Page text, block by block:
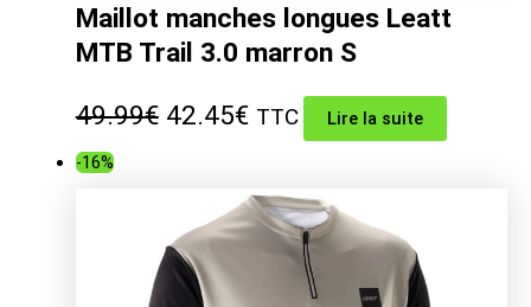
Maillot manches longues Leatt
MTB Trail 3.0 marron S
49.99€ Le
initial
était :
49.99€.
42.45€Le
actuel
est :
42.45€.
TTC Lire la suite
-16%